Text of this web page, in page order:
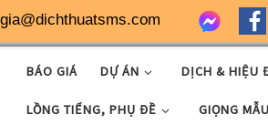
BÁO GIÁ DỰ ÁN DỊCH & HIỆU
LỒNG TIẾNG, PHỤ ĐỀ GIỌNG MẪU